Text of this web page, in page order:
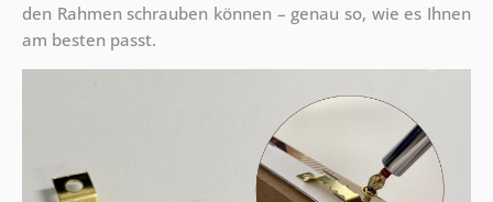
den Rahmen schrauben können – genau so, wie es Ihnen
am besten passt.